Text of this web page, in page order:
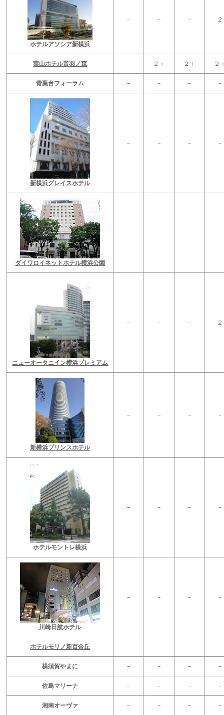
ホテルアソシア新横浜
－ － － ２
葉山ホテル音羽ノ森 － ２＋ ２＋ ２
青葉台フォーラム － － － －
新横浜グレイスホテル
－ － － －
ダイワロイネットホテル横浜公園
－ － － －
ニューオータニイン横浜プレミアム
－ － － ２
新横浜プリンスホテル
－ － － －
ホテルモントレ横浜
－ － － －
川崎日航ホテル
－ － － －
ホテルモリノ新百合丘 － － － －
横須賀やまに － － － －
佐島マリーナ － － － －
湘南オーヴァ － － － －